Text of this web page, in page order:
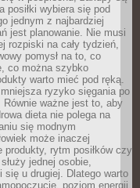
posiłki wybiera się pod
jednym z najbardziej
jest planowanie. Nie musi
rozpiski na cały tydzień,
pomysł na to, co
co można szybko
warto mieć pod ręką.
ryzyko sięgania po
Równie ważne jest to, aby
dieta nie polega na
się modnym
może inaczej
produkty, rytm posiłków czy
jednej osobie,
się u drugiej. Dlatego warto
poziom energii,